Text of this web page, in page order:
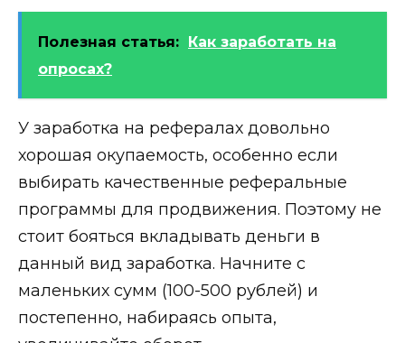
Полезная статья: Как заработать на
опросах?
У заработка на рефералах довольно
хорошая окупаемость, особенно если
выбирать качественные реферальные
программы для продвижения. Поэтому не
стоит бояться вкладывать деньги в
данный вид заработка. Начните с
маленьких сумм (100-500 рублей) и
постепенно, набираясь опыта,